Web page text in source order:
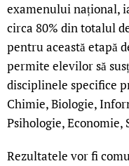
examenului național,
circa 80% din totalul
pentru această etapă
permite elevilor să
disciplinele specifice
Chimie, Biologie,
Psihologie, Economie,
Rezultatele vor fi